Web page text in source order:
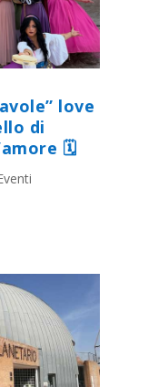
love
di
🗓